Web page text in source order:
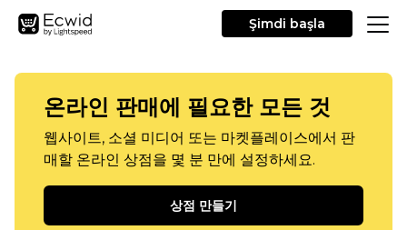
Şimdi başla
온라인 판매에 필요한 모든 것
웹사이트, 소셜 미디어 또는 마켓플레이스에서 판
매할 온라인 상점을 몇 분 만에 설정하세요.
상점 만들기